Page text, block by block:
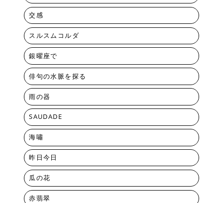
交感
スルスムコルダ
銀曜座で
俳句の水脈を探る
雨の器
SAUDADE
海嘯
昨日今日
瓜の花
赤翡翠